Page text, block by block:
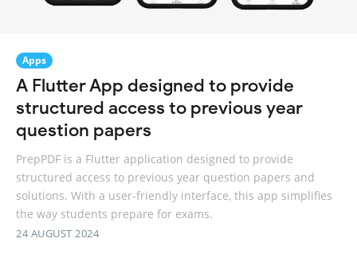
Apps
A Flutter App designed to provide
structured access to previous year
question papers
PrepPDF is a Flutter application designed to provide
structured access to previous year question papers and
solutions. With a user-friendly interface, this app simplifies
the way students prepare for exams.
24 AUGUST 2024